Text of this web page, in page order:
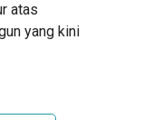
atas
yang kini